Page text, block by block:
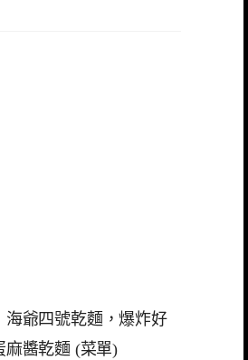
海爺四號乾麵，爆炸好
麻醬乾麵 (菜單)